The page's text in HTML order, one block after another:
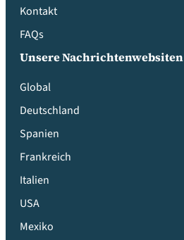
Kontakt
FAQs
Unsere Nachrichtenwebsiten
Global
Deutschland
Spanien
Frankreich
Italien
USA
Mexiko